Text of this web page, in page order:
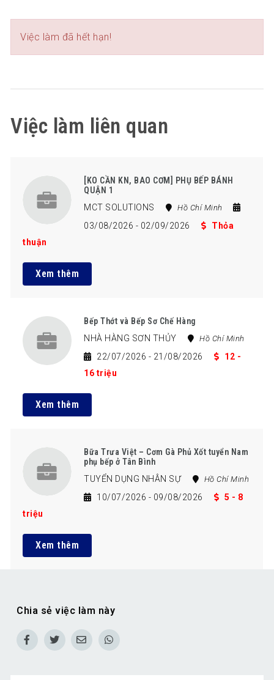
Việc làm đã hết hạn!
Việc làm liên quan
[KO CẦN KN, BAO CƠM] PHỤ BẾP BÁNH
QUẬN 1
MCT SOLUTIONS
Hồ Chí Minh
03/08/2026 - 02/09/2026
Thỏa
thuận
Xem thêm
Bếp Thớt và Bếp Sơ Chế Hàng
NHÀ HÀNG SƠN THỦY
Hồ Chí Minh
22/07/2026 - 21/08/2026
12 -
16 triệu
Xem thêm
Bữa Trưa Việt – Cơm Gà Phủ Xốt tuyển Nam
phụ bếp ở Tân Bình
TUYỂN DỤNG NHÂN SỰ
Hồ Chí Minh
10/07/2026 - 09/08/2026
5 - 8
triệu
Xem thêm
Chia sẻ việc làm này